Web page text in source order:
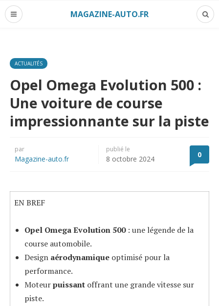
MAGAZINE-AUTO.FR
ACTUALITÉS
Opel Omega Evolution 500 :
Une voiture de course
impressionnante sur la piste
par
Magazine-auto.fr
publié le
8 octobre 2024 0
EN BREF
Opel Omega Evolution 500: une légende de la
course automobile.
Design aérodynamiqueoptimisé pour la
performance.
Moteurpuissantoffrant une grande vitesse sur
piste.